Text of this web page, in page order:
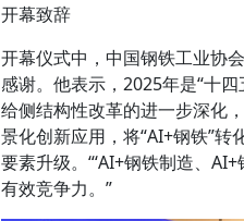
开幕致辞
开幕仪式中，中国钢铁工业协
感谢。他表示，2025年是“十
给侧结构性改革的进一步深化
景化创新应用，将“AI+钢铁”
要素升级。“‘AI+钢铁制造、
有效竞争力。”